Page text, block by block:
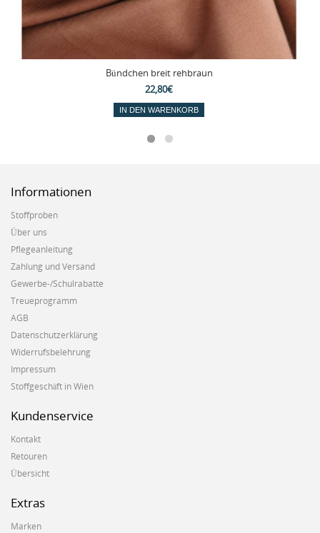
Bündchen breit rehbraun
22,80€
IN DEN WARENKORB
Informationen
Stoffproben
Über uns
Pflegeanleitung
Zahlung und Versand
Gewerbe-/Schulrabatte
Treueprogramm
AGB
Datenschutzerklärung
Widerrufsbelehrung
Impressum
Stoffgeschäft in Wien
Kundenservice
Kontakt
Retouren
Übersicht
Extras
Marken